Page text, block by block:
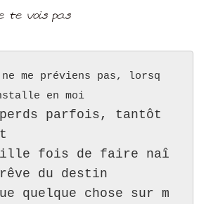
te vois pas
me préviens pas, lorsq
en moi
perds parfois, tantôt
fois de faire naî
du destin
quelque chose sur m